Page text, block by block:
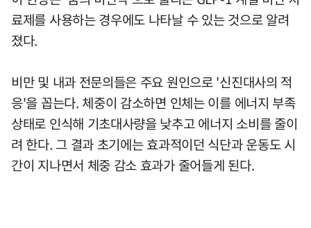
료제를 사용하는 경우에도 나타날 수 있는 것으로 알려
졌다.
비만 및 내과 전문의들은 주요 원인으로 '신진대사의 적
응'을 꼽는다. 체중이 감소하면 인체는 이를 에너지 부족
상태로 인식해 기초대사량을 낮추고 에너지 소비를 줄이
려 한다. 그 결과 초기에는 효과적이던 식단과 운동도 시
간이 지나면서 체중 감소 효과가 줄어들게 된다.